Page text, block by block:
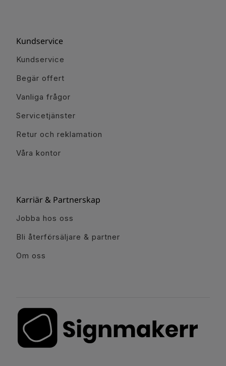
Kundservice
Kundservice
Begär offert
Vanliga frågor
Servicetjänster
Retur och reklamation
Våra kontor
Karriär & Partnerskap
Jobba hos oss
Bli återförsäljare & partner
Om oss